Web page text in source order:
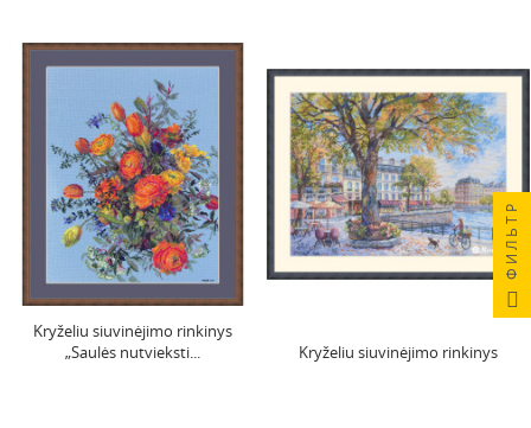
Kryželiu siuvinėjimo rinkinys
„Saulės nutvieksti...
Kryželiu siuvinėjimo rinkinys
ФИЛЬТР